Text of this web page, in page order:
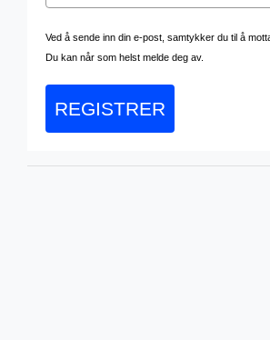
Ved å sende inn din e-post, samtykker du til å
Du kan når som helst melde deg av.
REGISTRER